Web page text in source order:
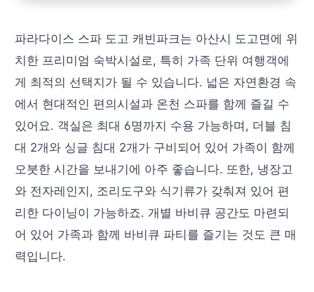
파라다이스 스파 도고 캐빈파크는 아산시 도고면에 위
치한 프리미엄 숙박시설로, 특히 가족 단위 여행객에
게 최적의 선택지가 될 수 있습니다. 넓은 자연환경 속
에서 현대적인 편의시설과 온천 스파를 함께 즐길 수
있어요. 객실은 최대 6명까지 수용 가능하며, 더블 침
대 2개와 싱글 침대 2개가 구비되어 있어 가족이 함께
오붓한 시간을 보내기에 아주 좋습니다. 또한, 냉장고
와 전자레인지, 조리도구와 식기류가 갖춰져 있어 편
리한 다이닝이 가능하죠. 개별 바비큐 공간도 마련되
어 있어 가족과 함께 바비큐 파티를 즐기는 것도 큰 매
력입니다.